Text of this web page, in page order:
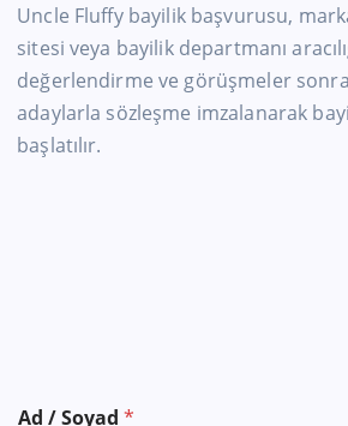
Uncle Fluffy bayilik başvurusu,
sitesi veya bayilik departmanı
değerlendirme ve görüşmeler
adaylarla sözleşme imzalanarak
başlatılır.
Ad / Soyad*